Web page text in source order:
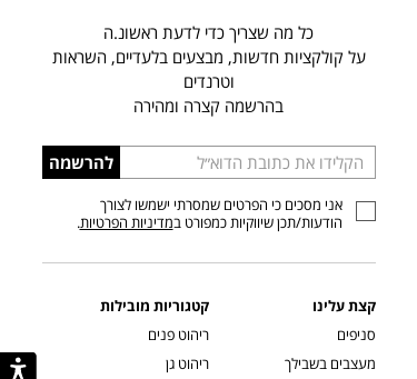
כל מה שצריך כדי לדעת ראשונ.ה
על קולקציות חדשות, מבצעים בלעדיים, השראות
וטרנדים
בהרשמה קצרה ומהירה
הכניסו
כתובת
דוא”ל
להרשמה
אני מסכים כי הפרטים שמסרתי ישמשו לצורך
הודעות/תכן שיווקיות כמפורט במדיניות הפרטיות.
קצת עלינו
סניפים
מעצבים בשבילך
קטגוריות מובילות
ריהוט פנים
ריהוט גן